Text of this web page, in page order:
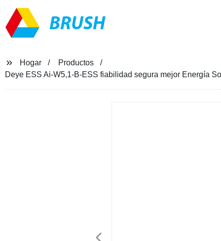
BRUSH
Hogar
Productos
Deye ESS Ai-W5,1-B-ESS fiabilidad segura mejor Energía